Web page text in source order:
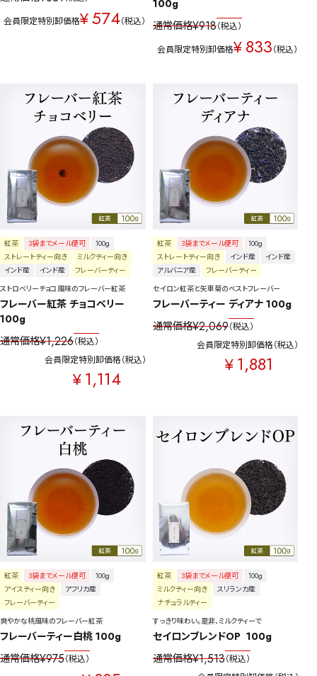
会員限定特別卸価格¥574 税込
100g
通常価格¥918 税込
会員限定特別卸価格¥833 税込
紅茶 3袋までメール便可
100g
ストレートティー向き
ミルクティー向き
インド産
インド産
フレーバーティー
ストロベリーチョコ風味のフレーバー紅茶
フレーバー紅茶 チョコベリー
100g
通常価格¥1,226 税込
会員限定特別卸価格
¥1,114
税込
紅茶 3袋までメール便可
100g
ストレートティー向き
インド産
インド産
アルバニア産
フレーバーティー
セイロン紅茶と矢車菊のベストフレーバー
フレーバーティー ディアナ 100g
通常価格¥2,069 税込
会員限定特別卸価格
¥1,881
税込
紅茶 3袋までメール便可
100g
アイスティー向き
アフリカ産
フレーバーティー
爽やかな桃風味のフレーバー紅茶
フレーバーティー白桃 100g
通常価格¥975 税込
紅茶 3袋までメール便可
100g
ミルクティー向き
スリランカ産
ナチュラルティー
すっきり味わい。是非、ミルクティーで
セイロンブレンドOP  100g
通常価格¥1,513 税込